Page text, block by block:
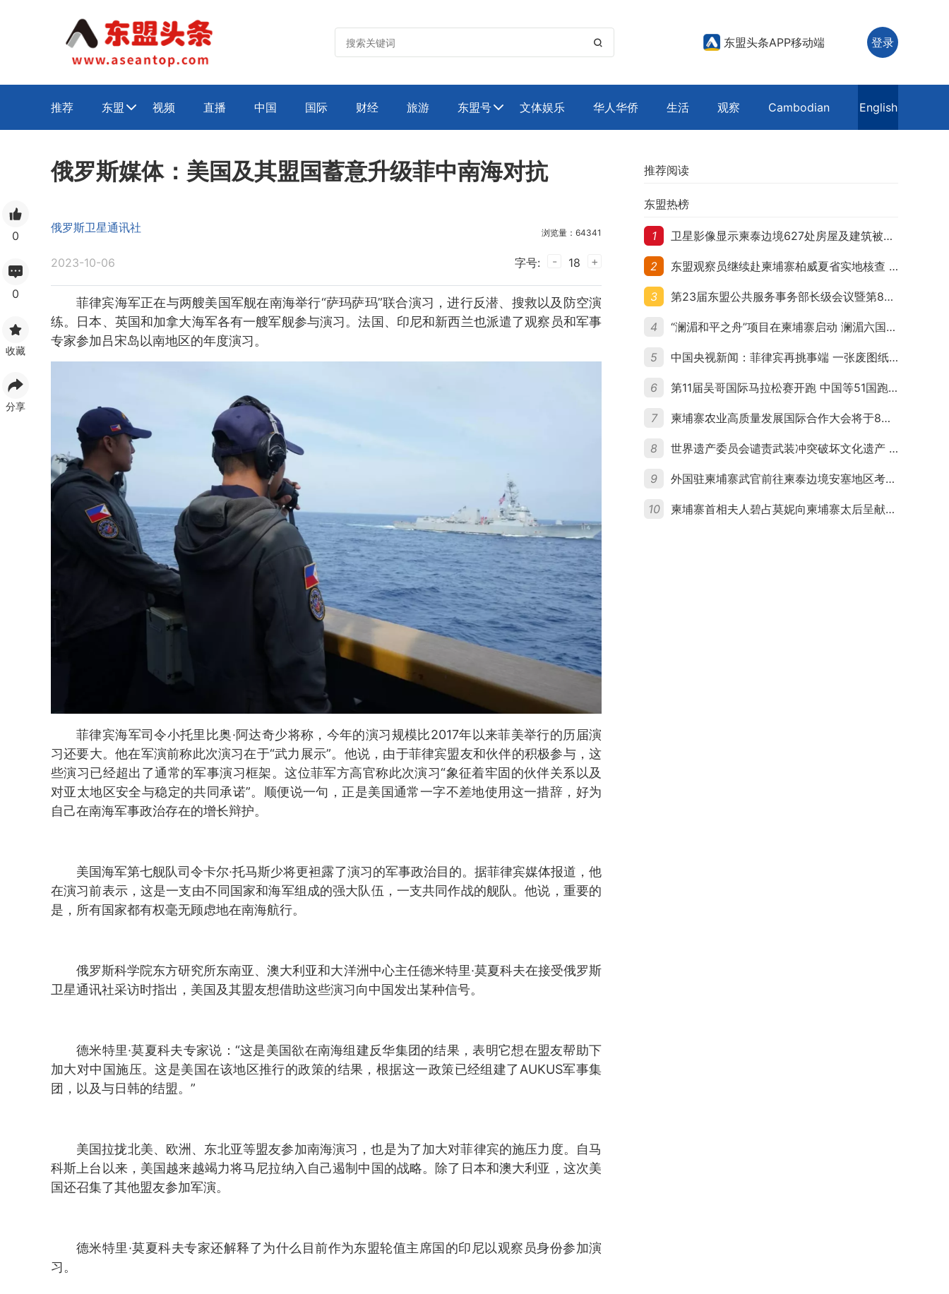
 东盟头条APP移动端 登录
推荐 东盟  视频 直播 中国 国际 财经 旅游 东盟号 文体娱乐 华人华侨 生活 观察 Cambodian English
0
0
收藏
分享
俄罗斯媒体：美国及其盟国蓄意升级菲中南海对抗
俄罗斯卫星通讯社 浏览量：64341
2023-10-06 字号: - 18 +
菲律宾海军正在与两艘美国军舰在南海举行“萨玛萨玛”联合演习，进行反潜、搜救以及防空演
练。日本、英国和加拿大海军各有一艘军舰参与演习。法国、印尼和新西兰也派遣了观察员和军事
专家参加吕宋岛以南地区的年度演习。
菲律宾海军司令小托里比奥·阿达奇少将称，今年的演习规模比2017年以来菲美举行的历届演
习还要大。他在军演前称此次演习在于“武力展示”。他说，由于菲律宾盟友和伙伴的积极参与，这
些演习已经超出了通常的军事演习框架。这位菲军方高官称此次演习“象征着牢固的伙伴关系以及
对亚太地区安全与稳定的共同承诺”。顺便说一句，正是美国通常一字不差地使用这一措辞，好为
自己在南海军事政治存在的增长辩护。
美国海军第七舰队司令卡尔·托马斯少将更袒露了演习的军事政治目的。据菲律宾媒体报道，他
在演习前表示，这是一支由不同国家和海军组成的强大队伍，一支共同作战的舰队。他说，重要的
是，所有国家都有权毫无顾虑地在南海航行。
俄罗斯科学院东方研究所东南亚、澳大利亚和大洋洲中心主任德米特里·莫夏科夫在接受俄罗斯
卫星通讯社采访时指出，美国及其盟友想借助这些演习向中国发出某种信号。
德米特里·莫夏科夫专家说：“这是美国欲在南海组建反华集团的结果，表明它想在盟友帮助下
加大对中国施压。这是美国在该地区推行的政策的结果，根据这一政策已经组建了AUKUS军事集
团，以及与日韩的结盟。”
美国拉拢北美、欧洲、东北亚等盟友参加南海演习，也是为了加大对菲律宾的施压力度。自马
科斯上台以来，美国越来越竭力将马尼拉纳入自己遏制中国的战略。除了日本和澳大利亚，这次美
国还召集了其他盟友参加军演。
德米特里·莫夏科夫专家还解释了为什么目前作为东盟轮值主席国的印尼以观察员身份参加演
习。
推荐阅读
东盟热榜
1 卫星影像显示柬泰边境627处房屋及建筑被夷平 人权组织呼吁保护平民财产
2 东盟观察员继续赴柬埔寨柏威夏省实地核查 走访遭袭柬埔寨平民村庄
3 第23届东盟公共服务事务部长级会议暨第8届东盟与中日韩公共服务事务部长级会议在柬埔寨暹粒开幕
4 “澜湄和平之舟”项目在柬埔寨启动 澜湄六国青年共话和平与发展
5 中国央视新闻：菲律宾再挑事端 一张废图纸划不走中国黄岩岛
6 第11届吴哥国际马拉松赛开跑 中国等51国跑者齐聚暹粒
7 柬埔寨农业高质量发展国际合作大会将于8月20日举行
8 世界遗产委员会谴责武装冲突破坏文化遗产 柬埔寨呼吁依法追责并加强国际合作
9 外国驻柬埔寨武官前往柬泰边境安塞地区考察 柬方介绍“危险握手”事件及边境情况
10 柬埔寨首相夫人碧占莫妮向柬埔寨太后呈献世界女童军“卓越领袖奖”